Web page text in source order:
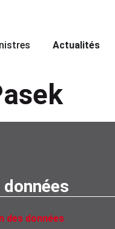
Actualités
des données